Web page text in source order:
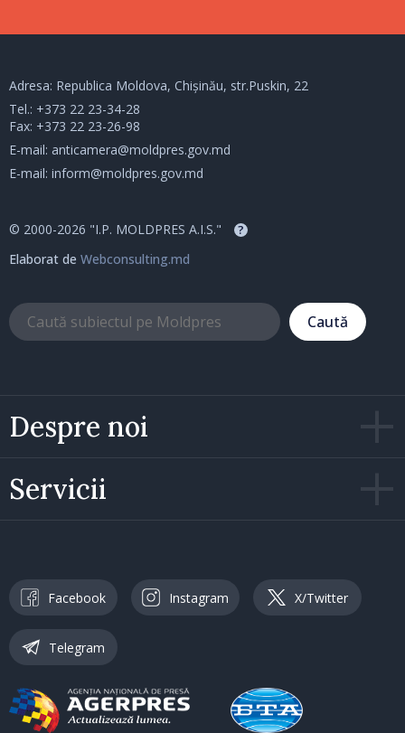
Despre noi
Servicii
Adresa: Republica Moldova, Chișinău, str.Puskin, 22
Tel.: +373 22 23-34-28
Fax: +373 22 23-26-98
E-mail: anticamera@moldpres.gov.md
E-mail: inform@moldpres.gov.md
© 2000-2026 "I.P. MOLDPRES A.I.S." ?
Elaborat de Webconsulting.md
Caută
Facebook Instagram X/Twitter
Telegram